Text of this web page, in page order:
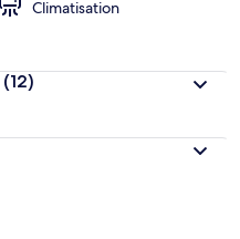
Climatisation
(12)